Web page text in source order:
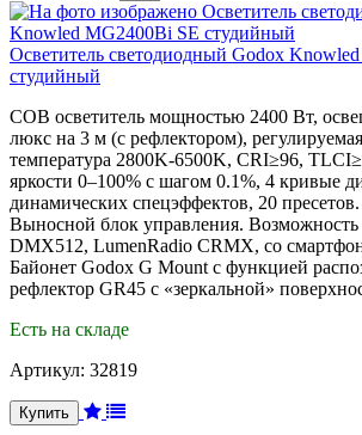
Осветитель светодиодный Godox
студийный
COB осветитель мощностью 2400 Вт,
люкс на 3 м (с рефлектором),
температура 2800K-6500K, CRI≥96,
яркости 0–100% с шагом 0.1%, 4 кривые
динамических спецэффектов, 20
Выносной блок управления. Возможность
DMX512, LumenRadio CRMX, со
Байонет Godox G Mоunt с функцией
рефлектор GR45 с «зеркальной»
Есть на складе
Артикул: 32819